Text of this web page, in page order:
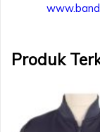
Produk